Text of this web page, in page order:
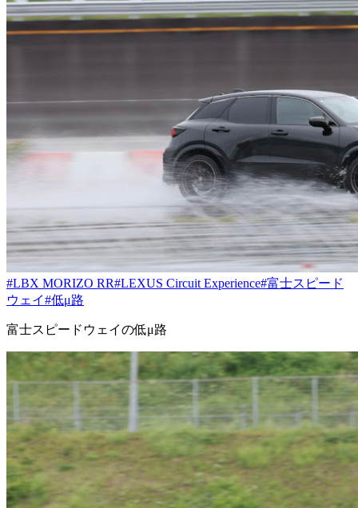
#LBX MORIZO RR#LEXUS Circuit Experience#富士スピード
ウェイ#低μ路
富士スピードウェイの低μ路